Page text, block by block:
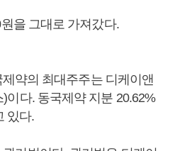
을 그대로 가져갔다.
약의 최대주주는 디케이앤
이다. 동국제약 지분 20.62%
있다.